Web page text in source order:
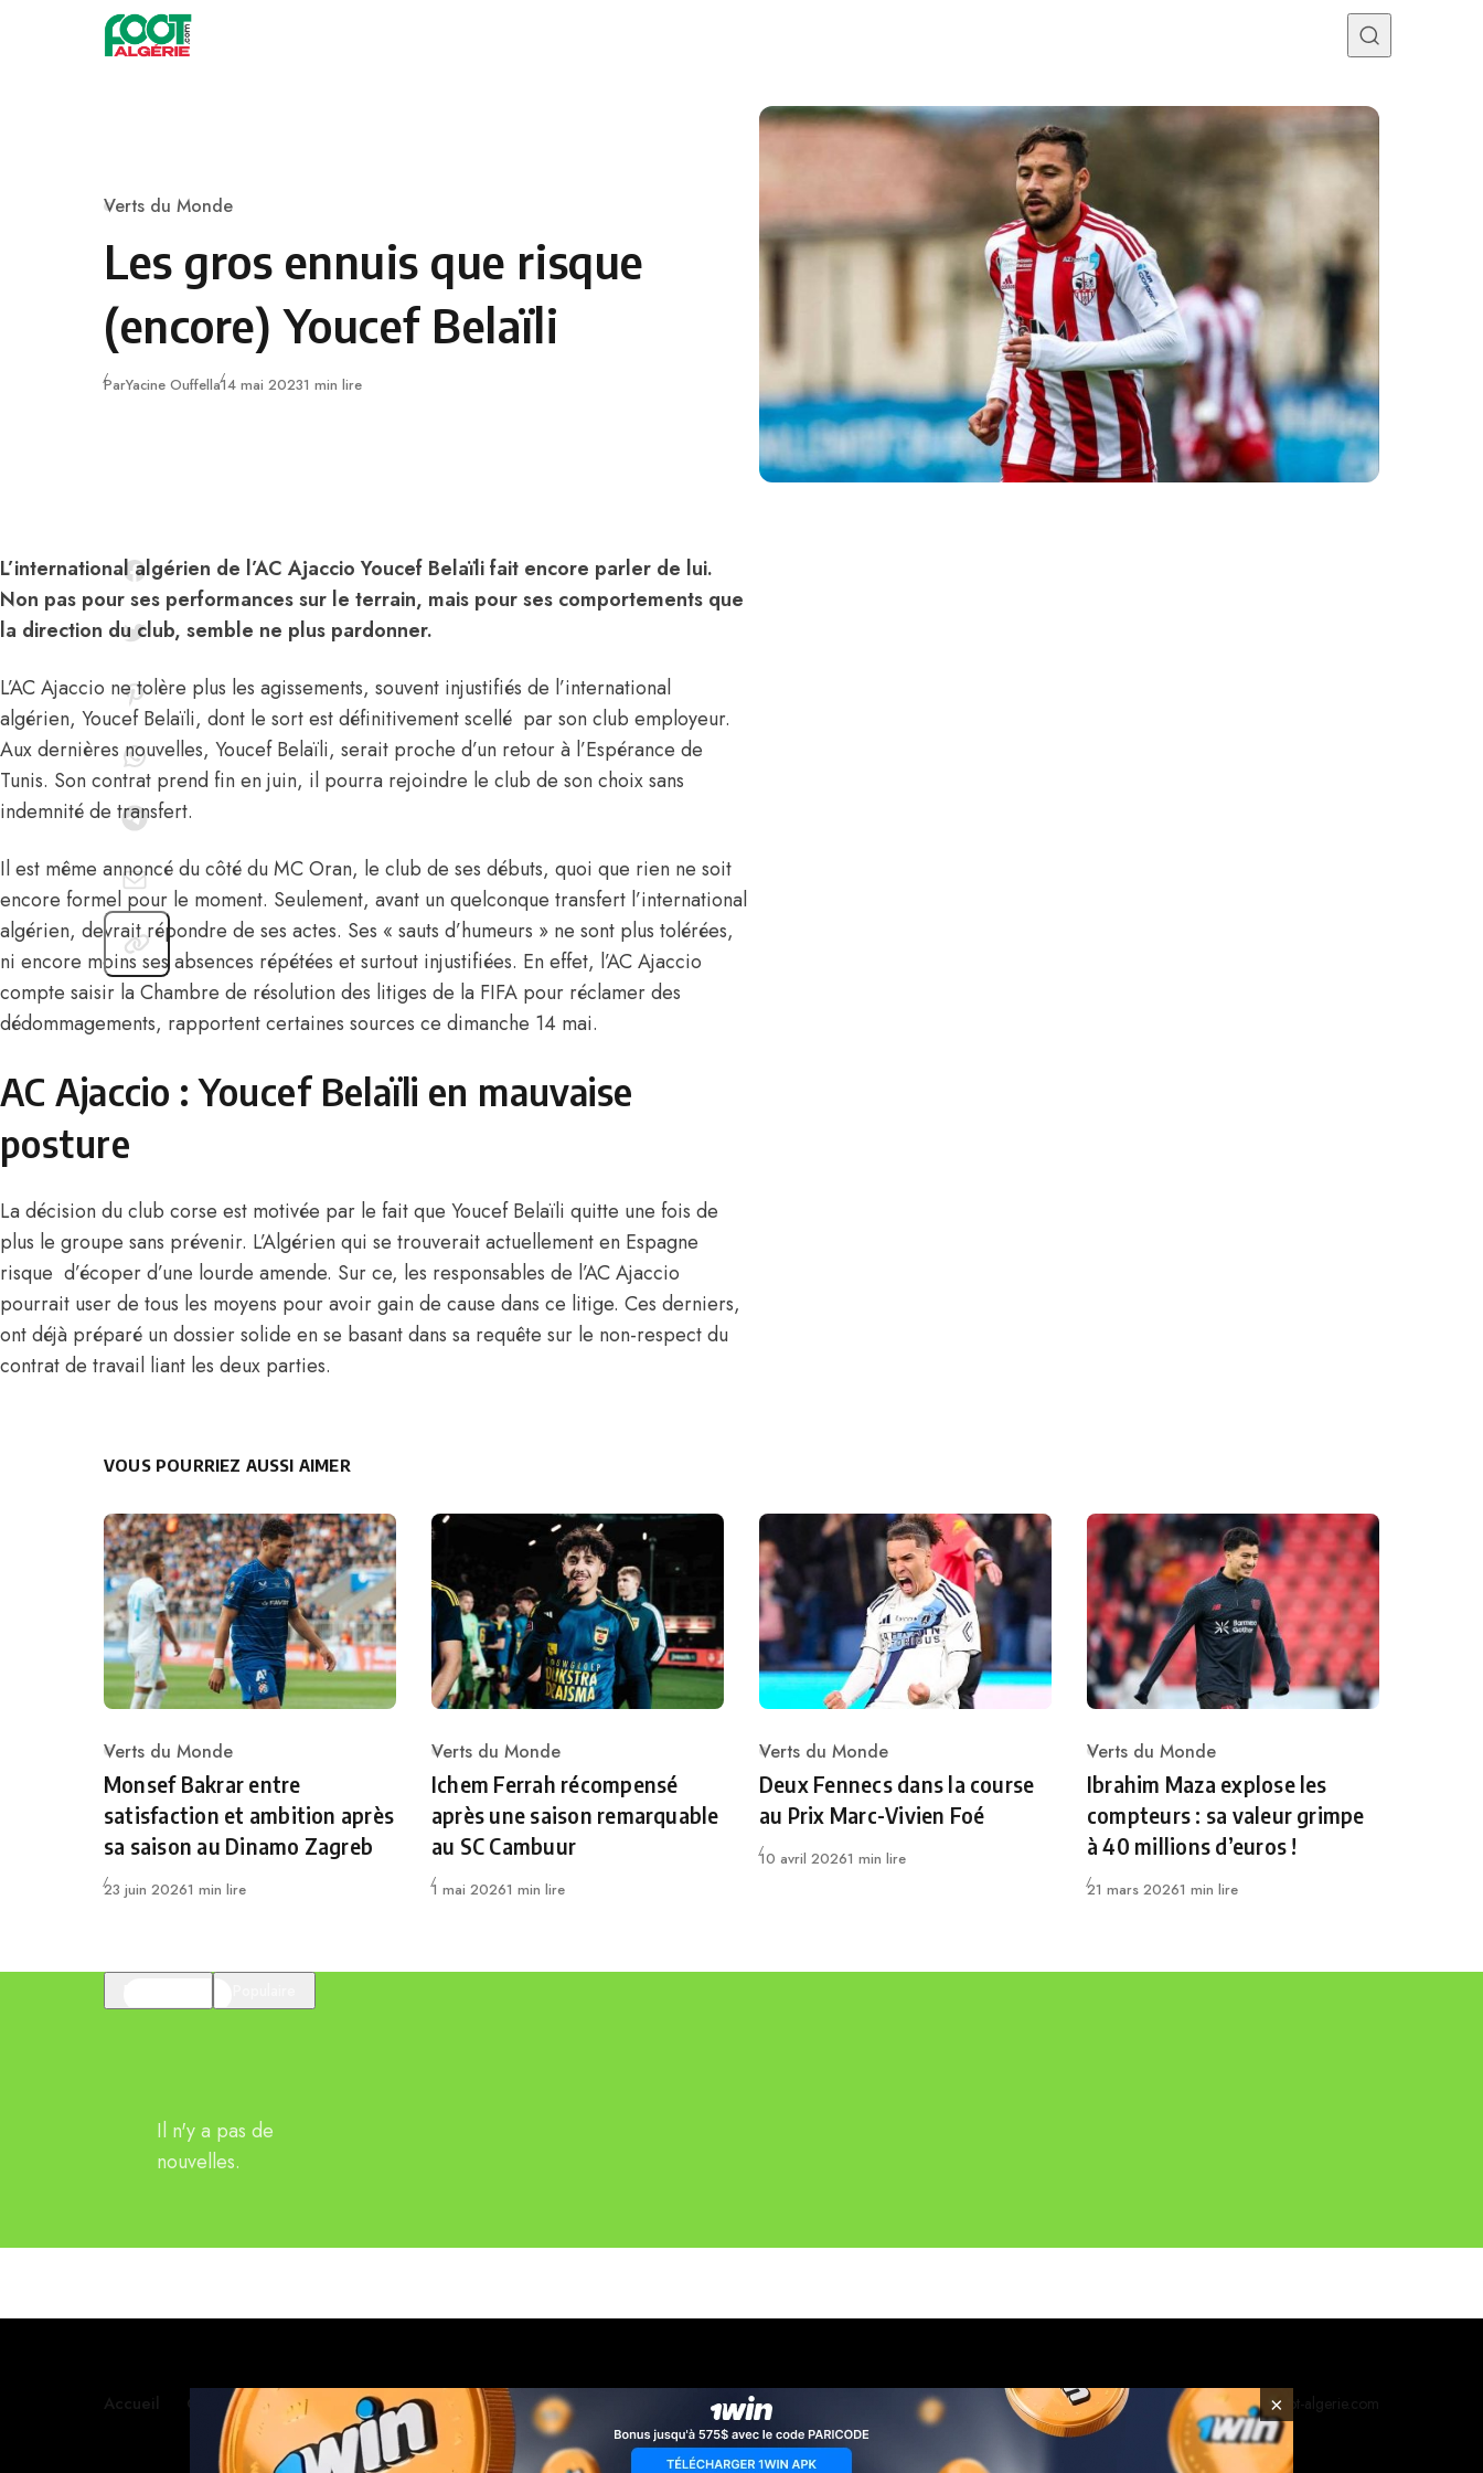
Skip to content
Category
Verts du Monde
Les gros ennuis que risque
(encore) Youcef Belaïli
ParYacine OuffellaPublié
14 mai 20231 min lire
L’international algérien de l’AC Ajaccio Youcef Belaïli fait encore parler de lui.
Non pas pour ses performances sur le terrain, mais pour ses comportements que
la direction du club, semble ne plus pardonner.
L’AC Ajaccio ne tolère plus les agissements, souvent injustifiés de l’international
algérien, Youcef Belaïli, dont le sort est définitivement scellé par son club employeur.
Aux dernières nouvelles, Youcef Belaïli, serait proche d’un retour à l’Espérance de
Tunis. Son contrat prend fin en juin, il pourra rejoindre le club de son choix sans
indemnité de transfert.
Il est même annoncé du côté du MC Oran, le club de ses débuts, quoi que rien ne soit
encore formel pour le moment. Seulement, avant un quelconque transfert l’international
algérien, devrait répondre de ses actes. Ses « sauts d’humeurs » ne sont plus tolérées,
ni encore moins ses absences répétées et surtout injustifiées. En effet, l’AC Ajaccio
compte saisir la Chambre de résolution des litiges de la FIFA pour réclamer des
dédommagements, rapportent certaines sources ce dimanche 14 mai.
AC Ajaccio : Youcef Belaïli en mauvaise
posture
La décision du club corse est motivée par le fait que Youcef Belaïli quitte une fois de
plus le groupe sans prévenir. L’Algérien qui se trouverait actuellement en Espagne
risque d’écoper d’une lourde amende. Sur ce, les responsables de l’AC Ajaccio
pourrait user de tous les moyens pour avoir gain de cause dans ce litige. Ces derniers,
ont déjà préparé un dossier solide en se basant dans sa requête sur le non-respect du
contrat de travail liant les deux parties.
VOUS POURRIEZ AUSSI AIMER
Category
Verts du Monde
Monsef Bakrar entre
satisfaction et ambition après
sa saison au Dinamo Zagreb
Publié
23 juin 20261 min lire
Category
Verts du Monde
Ichem Ferrah récompensé
après une saison remarquable
au SC Cambuur
Publié
1 mai 20261 min lire
Category
Verts du Monde
Deux Fennecs dans la course
au Prix Marc-Vivien Foé
Publié
10 avril 20261 min lire
Category
Verts du Monde
Ibrahim Maza explose les
compteurs : sa valeur grimpe
à 40 millions d’euros !
Publié
21 mars 20261 min lire
Il n'y a pas de
nouvelles.
Accueil Contactez-nous © 2026 foot-algerie.com
×